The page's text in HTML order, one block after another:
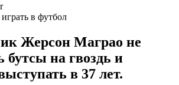
в футбол
Жерсон Маграо не
бутсы на гвоздь и
в 37 лет.